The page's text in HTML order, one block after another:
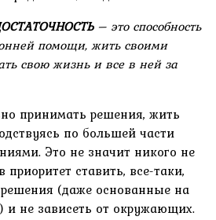
– это способность
помощи, жить своими
свою жизнь и все в ней за
принимать решения, жить
по большей части
Это не значит никого не
ставить, все-таки,
(даже основанные на
и не зависеть от окружающих.